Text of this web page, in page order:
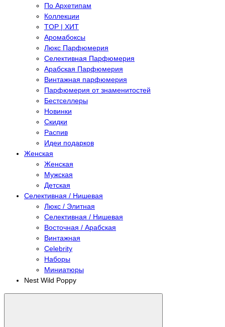
По Архетипам
Коллекции
TOP | ХИТ
Аромабоксы
Люкс Парфюмерия
Селективная Парфюмерия
Арабская Парфюмерия
Винтажная парфюмерия
Парфюмерия от знаменитостей
Бестселлеры
Новинки
Скидки
Распив
Идеи подарков
Женская
Женская
Мужская
Детская
Селективная / Нишевая
Люкс / Элитная
Селективная / Нишевая
Восточная / Арабская
Винтажная
Celebrity
Наборы
Миниатюры
Nest Wild Poppy